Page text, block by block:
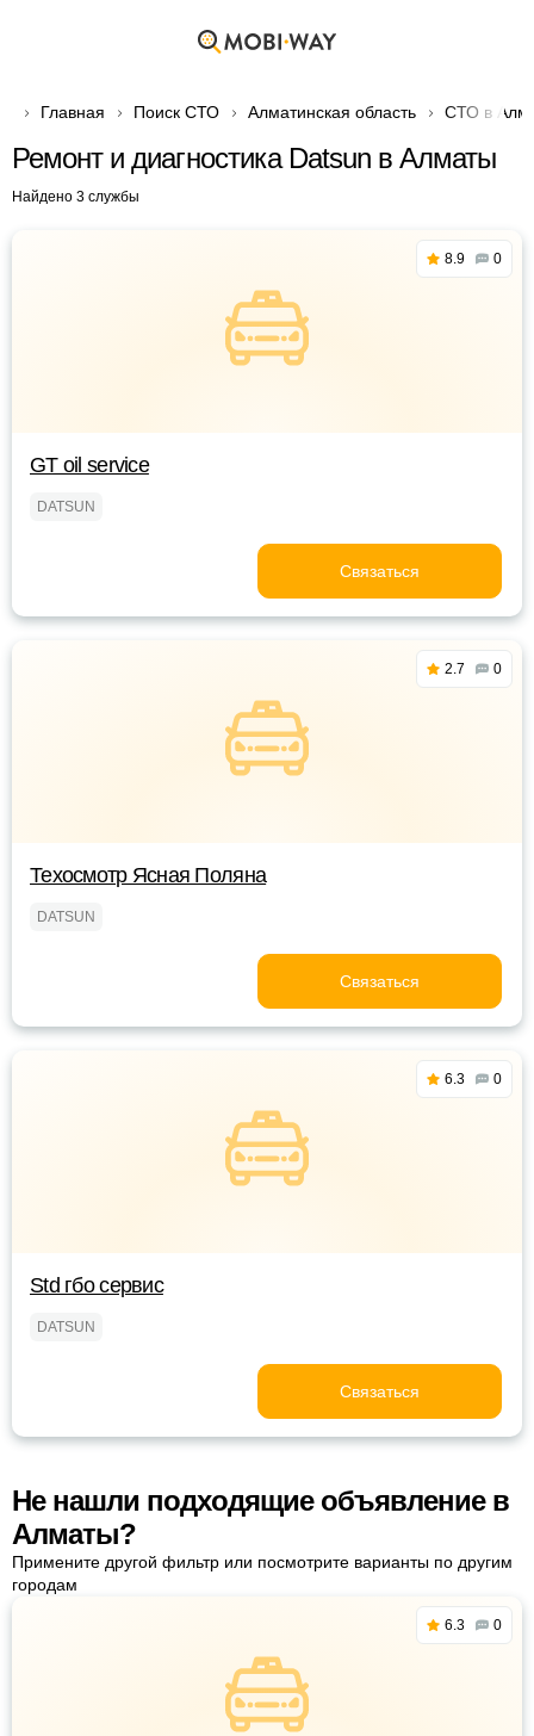
Главная Поиск СТО Алматинская область СТО в
Ремонт и диагностика Datsun в Алматы
Найдено 3 службы
8.9 0
GT oil service
DATSUN
Связаться
2.7 0
Техосмотр Ясная Поляна
DATSUN
Связаться
6.3 0
Std гбо сервис
DATSUN
Связаться
Не нашли подходящие объявление в
Алматы?
Примените другой фильтр или посмотрите варианты по другим
городам
6.3 0